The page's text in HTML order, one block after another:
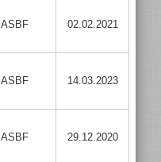
ASBF 02.02.2021
ASBF 14.03.2023
ASBF 29.12.2020